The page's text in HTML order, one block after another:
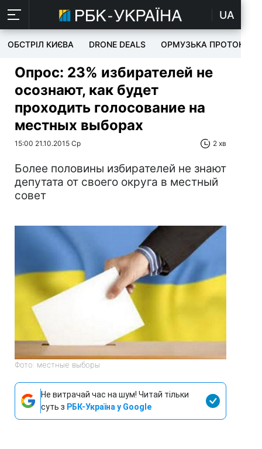
UA
ОБСТРІЛ КИЄВА DRONE DEALS ОРМУЗЬКА ПРОТОКА
Опрос: 23% избирателей не
осознают, как будет
проходить голосование на
местных выборах
15:00 21.10.2015 Ср 2 хв
Более половины избирателей не знают
депутата от своего округа в местный
совет
Фото: местные выборы
Не витрачай час на шум! Читай тільки
суть з РБК-Україна у Google